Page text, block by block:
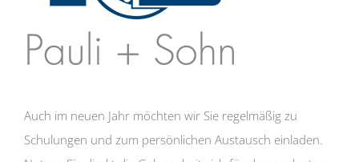
Auch im neuen Jahr möchten wir Sie regelmäßig zu
Schulungen und zum persönlichen Austausch einladen.